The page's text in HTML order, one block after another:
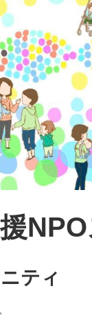
ティ
トに
を
との